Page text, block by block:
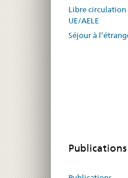
Libre circulation
UE/AELE
Séjour à
Publications